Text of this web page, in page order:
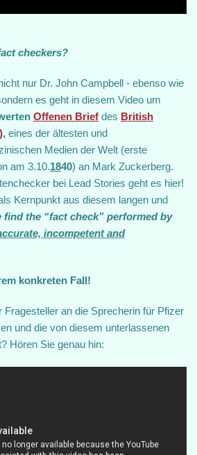
checkers?
nur Dr. John Campbell - ebenso wie
es geht in diesem Video um
Offenen Brief des British
, eines der ältesten und
Medien der Welt (erste
am 3.10.1840) an Mark Zuckerberg.
bei Lead Stories geht es hier!
Kernpunkt aus diesem langen und
find the “fact check” performed by
incompetent and
konkreten Fall!
Fragesteller an die Sprecherin für Pfizer
und die von diesem unterlassenen
Hören Sie genau hin: